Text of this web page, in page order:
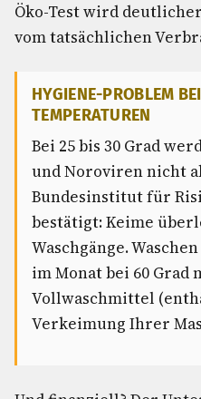
Öko-Test wird
vom tatsächlichen
HYGIENE-PROBLEM
TEMPERATUREN
Bei 25 bis 30 Grad
und Noroviren nicht
Bundesinstitut für
bestätigt: Keime
Waschgänge.
im Monat bei 60 Grad
Vollwaschmittel
Verkeimung Ihrer